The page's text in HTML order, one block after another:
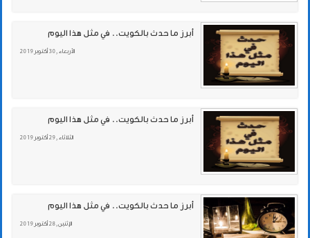
أبرز ما حدث بالكويت.. في مثل هذا اليوم
الأربعاء , 30 أكتوبر 2019
أبرز ما حدث بالكويت.. في مثل هذا اليوم
الثلاثاء , 29 أكتوبر 2019
أبرز ما حدث بالكويت.. في مثل هذا اليوم
الإثنين , 28 أكتوبر 2019